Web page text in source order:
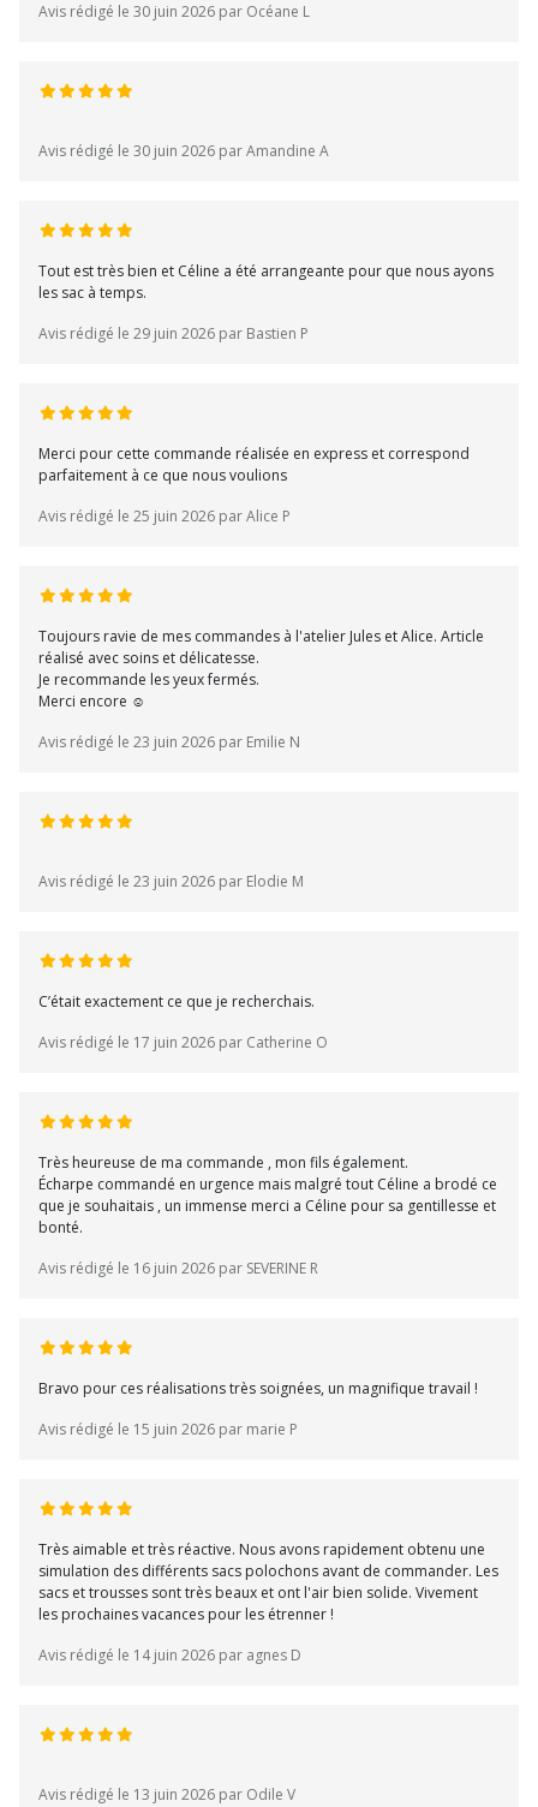
Avis rédigé le 30 juin 2026 par Océane L
Avis rédigé le 30 juin 2026 par Amandine A
Tout est très bien et Céline a été arrangeante pour que nous ayons
les sac à temps.
Avis rédigé le 29 juin 2026 par Bastien P
Merci pour cette commande réalisée en express et correspond
parfaitement à ce que nous voulions
Avis rédigé le 25 juin 2026 par Alice P
Toujours ravie de mes commandes à l'atelier Jules et Alice. Article
réalisé avec soins et délicatesse.
Je recommande les yeux fermés.
Merci encore ☺️
Avis rédigé le 23 juin 2026 par Emilie N
Avis rédigé le 23 juin 2026 par Elodie M
C’était exactement ce que je recherchais.
Avis rédigé le 17 juin 2026 par Catherine O
Très heureuse de ma commande , mon fils également.
Écharpe commandé en urgence mais malgré tout Céline a brodé ce
que je souhaitais , un immense merci a Céline pour sa gentillesse et
bonté.
Avis rédigé le 16 juin 2026 par SEVERINE R
Bravo pour ces réalisations très soignées, un magnifique travail !
Avis rédigé le 15 juin 2026 par marie P
Très aimable et très réactive. Nous avons rapidement obtenu une
simulation des différents sacs polochons avant de commander. Les
sacs et trousses sont très beaux et ont l'air bien solide. Vivement
les prochaines vacances pour les étrenner !
Avis rédigé le 14 juin 2026 par agnes D
Avis rédigé le 13 juin 2026 par Odile V